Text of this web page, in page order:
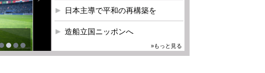
日本主導で平和の再構築を
造船立国ニッポンへ
»もっと見る